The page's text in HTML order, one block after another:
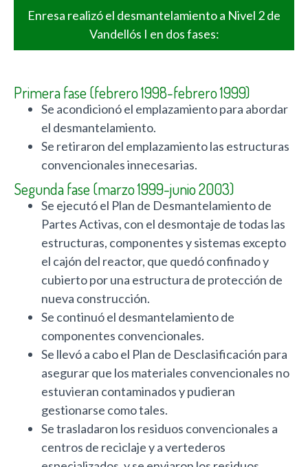
Enresa realizó el desmantelamiento a Nivel 2 de
Vandellós I en dos fases:
Primera fase (febrero 1998-febrero 1999)
Se acondicionó el emplazamiento para abordar
el desmantelamiento.
Se retiraron del emplazamiento las estructuras
convencionales innecesarias.
Segunda fase (marzo 1999-junio 2003)
Se ejecutó el Plan de Desmantelamiento de
Partes Activas, con el desmontaje de todas las
estructuras, componentes y sistemas excepto
el cajón del reactor, que quedó confinado y
cubierto por una estructura de protección de
nueva construcción.
Se continuó el desmantelamiento de
componentes convencionales.
Se llevó a cabo el Plan de Desclasificación para
asegurar que los materiales convencionales no
estuvieran contaminados y pudieran
gestionarse como tales.
Se trasladaron los residuos convencionales a
centros de reciclaje y a vertederos